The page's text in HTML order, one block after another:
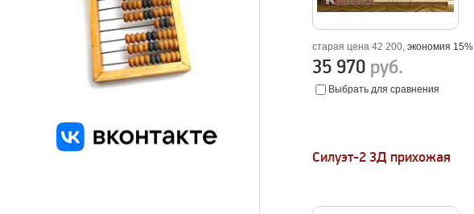
старая цена 42 200,экономия 15%
35 970 руб.
Выбрать для сравнения
Силуэт-2 3Д прихожая